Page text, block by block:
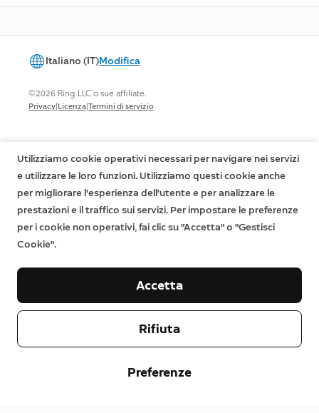
Italiano (IT)Modifica
©2026 Ring LLC o sue affiliate.
Privacy|Licenza|Termini di servizio
Utilizziamo cookie operativi necessari per navigare nei servizi
e utilizzare le loro funzioni. Utilizziamo questi cookie anche
per migliorare l'esperienza dell'utente e per analizzare le
prestazioni e il traffico sui servizi. Per impostare le preferenze
per i cookie non operativi, fai clic su "Accetta" o "Gestisci
Cookie".
Preferenze
Rifiuta
Accetta